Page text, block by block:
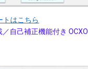
はこちら
／自己補正機能付き OCXO